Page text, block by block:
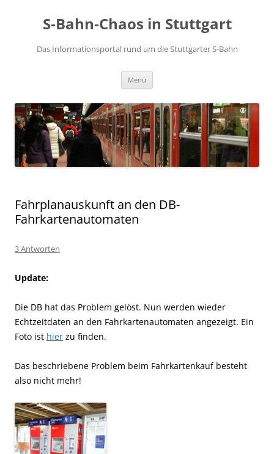
S-Bahn-Chaos in Stuttgart
Das Informationsportal rund um die Stuttgarter S-Bahn
Menü
Fahrplanauskunft an den DB-
Fahrkartenautomaten
3 Antworten
Update:
Die DB hat das Problem gelöst. Nun werden wieder
Echtzeitdaten an den Fahrkartenautomaten angezeigt. Ein
Foto ist hier zu finden.
Das beschriebene Problem beim Fahrkartenkauf besteht
also nicht mehr!